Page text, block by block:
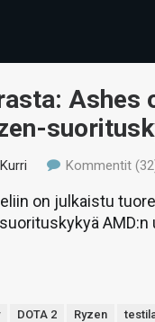
Ashes
Kommentit
on julkaistu
AMD:n
DOTA 2 Ryzen